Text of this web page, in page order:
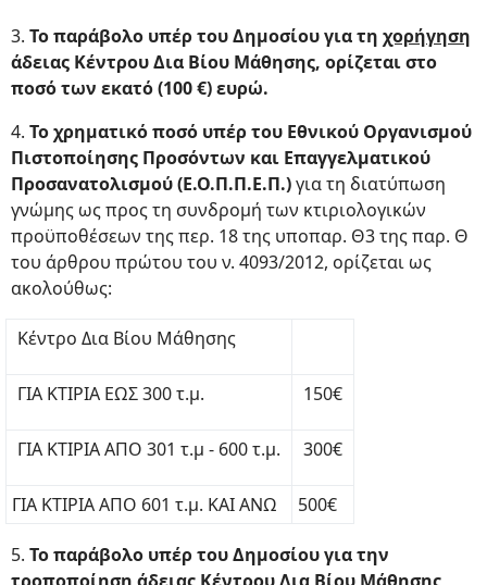
3. Το παράβολο υπέρ του Δημοσίου για τη χορήγηση
άδειας Κέντρου Δια Βίου Μάθησης, ορίζεται στο
ποσό των εκατό (100 €) ευρώ.
4. Το χρηματικό ποσό υπέρ του Εθνικού Οργανισμού
Πιστοποίησης Προσόντων και Επαγγελματικού
Προσανατολισμού (Ε.Ο.Π.Π.Ε.Π.)για τη διατύπωση
γνώμης ως προς τη συνδρομή των κτιριολογικών
προϋποθέσεων της περ. 18 της υποπαρ. Θ3 της παρ. Θ
του άρθρου πρώτου του ν. 4093/2012, ορίζεται ως
ακολούθως:
Κέντρο Δια Βίου Μάθησης
ΓΙΑ ΚΤΙΡΙΑ ΕΩΣ 300 τ.μ. 150€
ΓΙΑ ΚΤΙΡΙΑ ΑΠΟ 301 τ.μ - 600 τ.μ. 300€
ΓΙΑ ΚΤΙΡΙΑ ΑΠΟ 601 τ.μ. ΚΑΙ ΑΝΩ 500€
5. Το παράβολο υπέρ του Δημοσίου για την